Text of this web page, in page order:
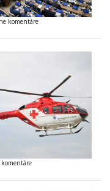
komentáre